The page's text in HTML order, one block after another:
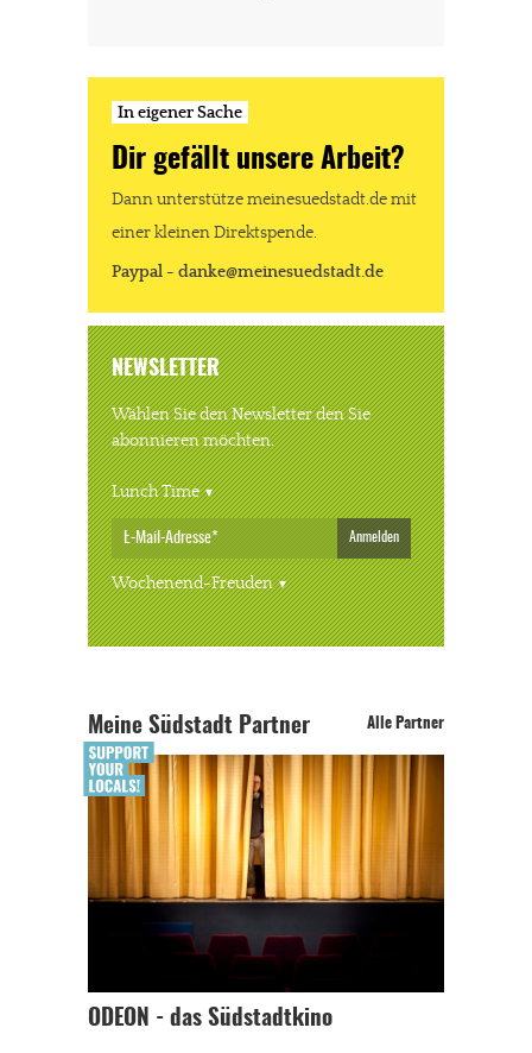
In eigener Sache
Dir gefällt unsere Arbeit?
Dann unterstütze meinesuedstadt.de mit
einer kleinen Direktspende.
Paypal - danke@meinesuedstadt.de
NEWSLETTER
Wählen Sie den Newsletter den Sie
abonnieren möchten.
Lunch Time
Anmelden
Wochenend-Freuden
Meine Südstadt Partner Alle Partner
ODEON - das Südstadtkino